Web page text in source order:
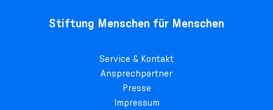
Stiftung Menschen für Menschen
Service & Kontakt
Ansprechpartner
Presse
Impressum